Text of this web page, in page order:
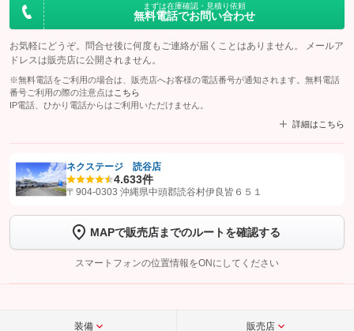
まずは在庫確認・見積り依頼
無料電話でお問い合わせ
お気軽にどうぞ。問合せ後に何度もご連絡が届くことはありません。 メールア
ドレスは販売店に公開されません。
※無料電話をご利用の場合は、販売店へお客様の電話番号が通知されます。無料電話
番号ご利用の際の注意点は こちら
IP電話、ひかり電話からはご利用いただけません。
詳細はこちら
【STEP1】認証画面でグーネットを友だち追加してから「許可する」ボタンを押
トーク画面で
ボタンをタップして問い合わせを
完了してください。
こちら
ネクステージ 読谷店
4.633件
〒904-0303 沖縄県中頭郡読谷村伊良皆６５１
MAPで販売店までのルートを確認する
スマートフォンの位置情報をONにしてください
装備 販売店